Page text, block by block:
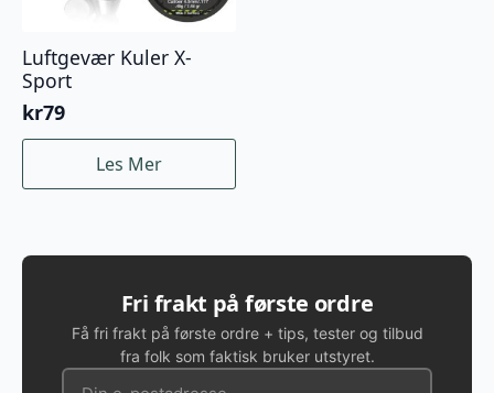
Luftgevær Kuler X-
Sport
kr79
Les Mer
Fri frakt på første ordre
Få fri frakt på første ordre + tips, tester og tilbud
fra folk som faktisk bruker utstyret.